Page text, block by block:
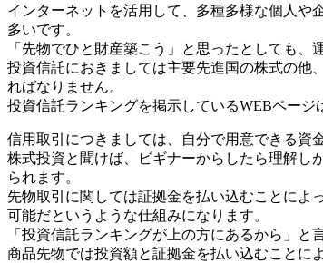
インターネットを活用して、多種多様な個人や
多いです。
「先物でひと財産築こう」と思ったとしても
投資信託におきましては主要先進国の株式の他
ればなりません。
投資信託ランキングを掲示しているWEBペー
信用取引につきましては、自分で用意できる資
株式投資と聞けば、ビギナーからしたら理解し
られます。
先物取引に関しては証拠金を払い込むことによ
可能だというような仕組みになります。
「投資信託ランキングが上の方にあるから」
商品先物では投資額と証拠金を払い込むことに